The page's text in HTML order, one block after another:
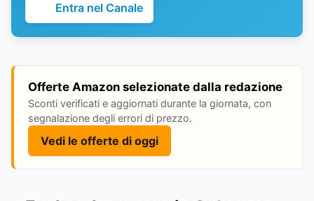
Entra nel Canale
Offerte Amazon selezionate dalla redazione
Sconti verificati e aggiornati durante la giornata, con
segnalazione degli errori di prezzo.
Vedi le offerte di oggi